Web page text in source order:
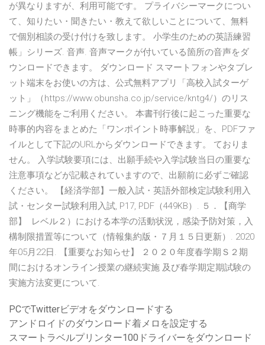
が異なりますが、利用可能です。 プライバシーマークについ
て、知りたい・聞きたい・教えて欲しいことについて、無料
で個別相談の受け付けを致します。 小学生のための英語練習
帳」シリーズ. 音声. 音声マークが付いている箇所の音声をダ
ウンロードできます。 ダウンロード スマートフォンやタブレ
ット端末をお使いの方は、公式無料アプリ「高校入試ターゲ
ット」（https://www.obunsha.co.jp/service/kntg4/）のリス
ニング機能をご利用ください。 本書刊行後に起こった重要な
時事的内容をまとめた「ワンポイント時事解説」を、PDFファ
イルとして下記のURLからダウンロードできます。 ておりま
せん。 入学試験要項には、出願手続や入学試験当日の重要な
注意事項などが記載されていますので、出願前に必ずご確認
ください。 【経済学部】一般入試・英語外部検定試験利用入
試・センター試験利用入試, P17, PDF（449KB）. ５．【商学
部】 レベル２）における本学の活動状況，感染予防対策，入
構制限措置等について（情報集約版・７月１５日更新）. 2020
年05月22日. 【重要なお知らせ】 ２０２０年度春学期Ｓ２期
間におけるオンライン授業の継続実施 及び春学期定期試験の
実施方法変更について.
PCでTwitterビデオをダウンロードする
アンドロイドのダウンロード着メロを設定する
スマートラベルプリンター100ドライバーをダウンロード